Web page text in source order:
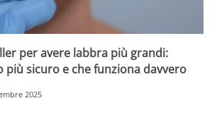
per avere labbra più grandi:
più sicuro e che funziona davvero
2025